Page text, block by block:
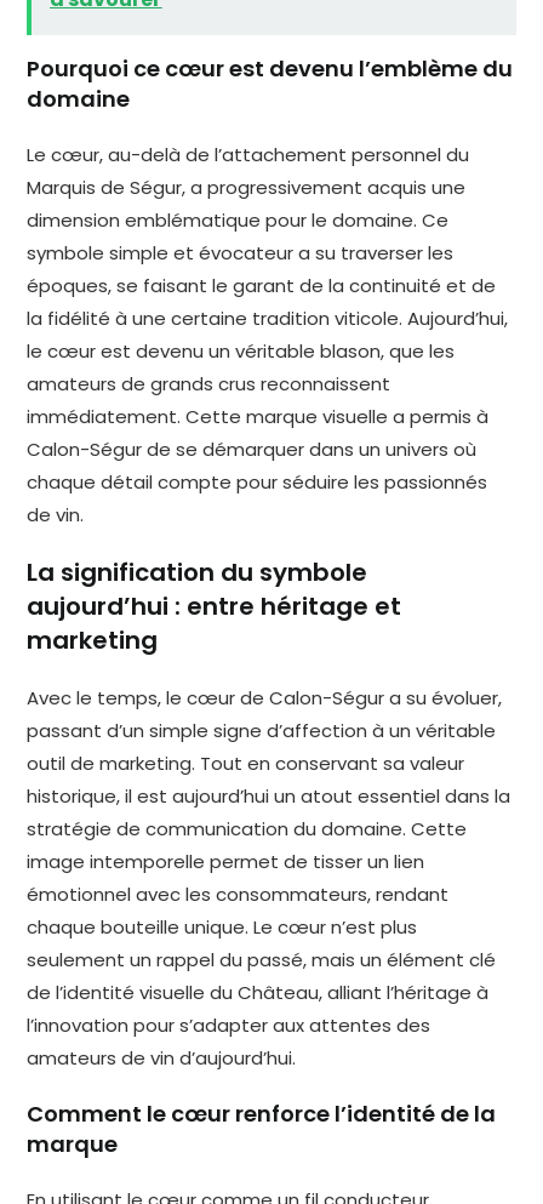
Pourquoi ce cœur est devenu l’emblème du
domaine
Le cœur, au-delà de l’attachement personnel du
Marquis de Ségur, a progressivement acquis une
dimension emblématique pour le domaine. Ce
symbole simple et évocateur a su traverser les
époques, se faisant le garant de la continuité et de
la fidélité à une certaine tradition viticole. Aujourd’hui,
le cœur est devenu un véritable blason, que les
amateurs de grands crus reconnaissent
immédiatement. Cette marque visuelle a permis à
Calon-Ségur de se démarquer dans un univers où
chaque détail compte pour séduire les passionnés
de vin.
La signification du symbole
aujourd’hui : entre héritage et
marketing
Avec le temps, le cœur de Calon-Ségur a su évoluer,
passant d’un simple signe d’affection à un véritable
outil de marketing. Tout en conservant sa valeur
historique, il est aujourd’hui un atout essentiel dans la
stratégie de communication du domaine. Cette
image intemporelle permet de tisser un lien
émotionnel avec les consommateurs, rendant
chaque bouteille unique. Le cœur n’est plus
seulement un rappel du passé, mais un élément clé
de l’identité visuelle du Château, alliant l’héritage à
l’innovation pour s’adapter aux attentes des
amateurs de vin d’aujourd’hui.
Comment le cœur renforce l’identité de la
marque